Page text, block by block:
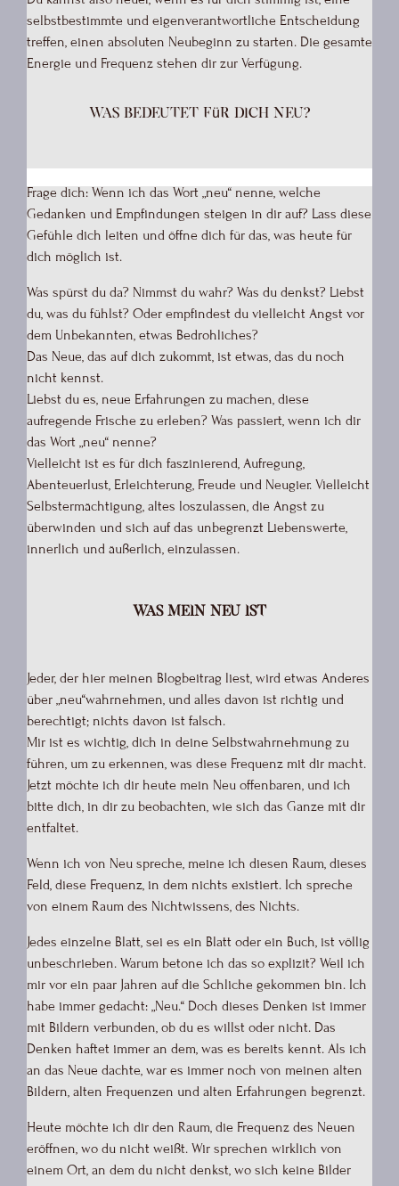
selbstbestimmte und eigenverantwortliche Entscheidung
treffen, einen absoluten Neubeginn zu starten. Die gesamte
Energie und Frequenz stehen dir zur Verfügung.
Was bedeutet für dich neu?
Frage dich: Wenn ich das Wort „neu“ nenne, welche
Gedanken und Empfindungen steigen in dir auf? Lass diese
Gefühle dich leiten und öffne dich für das, was heute für
dich möglich ist.
Was spürst du da? Nimmst du wahr? Was du denkst? Liebst
du, was du fühlst? Oder empfindest du vielleicht Angst vor
dem Unbekannten, etwas Bedrohliches?
Das Neue, das auf dich zukommt, ist etwas, das du noch
nicht kennst.
Liebst du es, neue Erfahrungen zu machen, diese
aufregende Frische zu erleben? Was passiert, wenn ich dir
das Wort „neu“ nenne?
Vielleicht ist es für dich faszinierend, Aufregung,
Abenteuerlust, Erleichterung, Freude und Neugier. Vielleicht
Selbstermächtigung, altes loszulassen, die Angst zu
überwinden und sich auf das unbegrenzt Liebenswerte,
innerlich und äußerlich, einzulassen.
Was mein neu ist
Jeder, der hier meinen Blogbeitrag liest, wird etwas Anderes
über „neu“wahrnehmen, und alles davon ist richtig und
berechtigt; nichts davon ist falsch.
Mir ist es wichtig, dich in deine Selbstwahrnehmung zu
führen, um zu erkennen, was diese Frequenz mit dir macht.
Jetzt möchte ich dir heute mein Neu offenbaren, und ich
bitte dich, in dir zu beobachten, wie sich das Ganze mit dir
entfaltet.
Wenn ich von Neu spreche, meine ich diesen Raum, dieses
Feld, diese Frequenz, in dem nichts existiert. Ich spreche
von einem Raum des Nichtwissens, des Nichts.
Jedes einzelne Blatt, sei es ein Blatt oder ein Buch, ist völlig
unbeschrieben. Warum betone ich das so explizit? Weil ich
mir vor ein paar Jahren auf die Schliche gekommen bin. Ich
habe immer gedacht: „Neu.“ Doch dieses Denken ist immer
mit Bildern verbunden, ob du es willst oder nicht. Das
Denken haftet immer an dem, was es bereits kennt. Als ich
an das Neue dachte, war es immer noch von meinen alten
Bildern, alten Frequenzen und alten Erfahrungen begrenzt.
Heute möchte ich dir den Raum, die Frequenz des Neuen
eröffnen, wo du nicht weißt. Wir sprechen wirklich von
einem Ort, an dem du nicht denkst, wo sich keine Bilder